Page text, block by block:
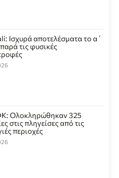
Ισχυρά αποτελέσματα το α΄
τις φυσικές
Ολοκληρώθηκαν 325
στις πληγείσες από τις
περιοχές